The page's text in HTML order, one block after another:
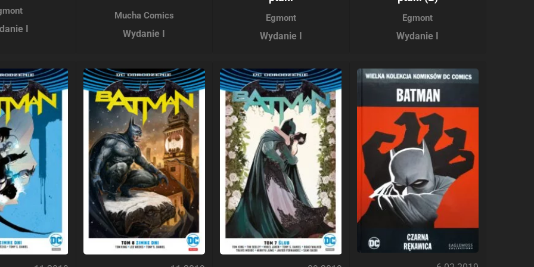
I
Mucha Comics
Wydanie I
Egmont
Wydanie I
Egmont
Wydanie I